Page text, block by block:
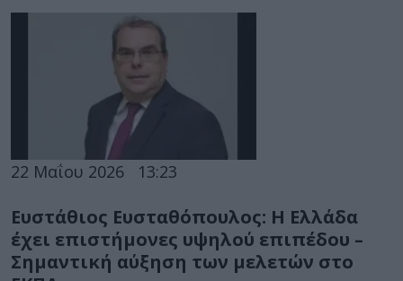
22 Μαΐου 2026 13:23
Ευστάθιος Ευσταθόπουλος: Η Ελλάδα
έχει επιστήμονες υψηλού επιπέδου –
Σημαντική αύξηση των μελετών στο